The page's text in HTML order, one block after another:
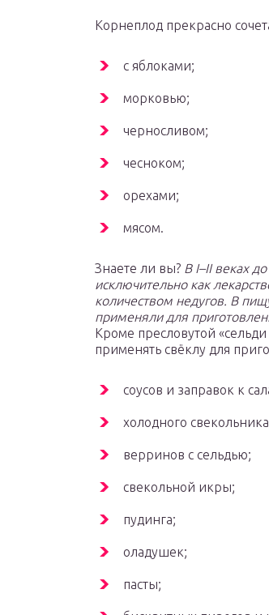
Корнеплод прекрасно
с яблоками;
морковью;
черносливом;
чесноком;
орехами;
мясом.
Знаете ли вы? В I–II веках
исключительно как
количеством недугов. В
применяли для
Кроме пресловутой
применять свёклу для
соусов и заправок к
холодного
верринов с сельдью;
свекольной икры;
пудинга;
оладушек;
пасты;